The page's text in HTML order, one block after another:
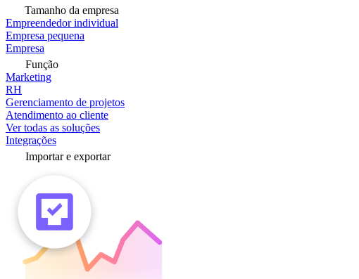
Tamanho da empresa
Empreendedor individual
Empresa pequena
Empresa
Função
Marketing
RH
Gerenciamento de projetos
Atendimento ao cliente
Ver todas as soluções
Integrações
Importar e exportar